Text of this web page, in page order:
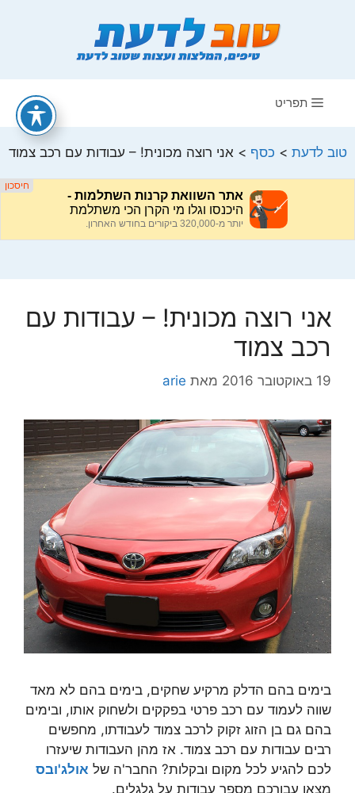
תפריט
טוב לדעת > כסף >אני רוצה מכונית! – עבודות עם רכב צמוד
אני רוצה מכונית! – עבודות עם
רכב צמוד
19 באוקטובר 2016 מאת arie
בימים בהם הדלק מרקיע שחקים, בימים בהם לא מאד
שווה לעמוד עם רכב פרטי בפקקים ולשחוק אותו, ובימים
בהם גם בן הזוג זקוק לרכב צמוד לעבודתו, מחפשים
רבים עבודות עם רכב צמוד. אז מהן העבודות שיעזרו
לכם להגיע לכל מקום ובקלות? החבר'ה של אולג'ובס
מצאו עבורכם מספר עבודות על גלגלים.